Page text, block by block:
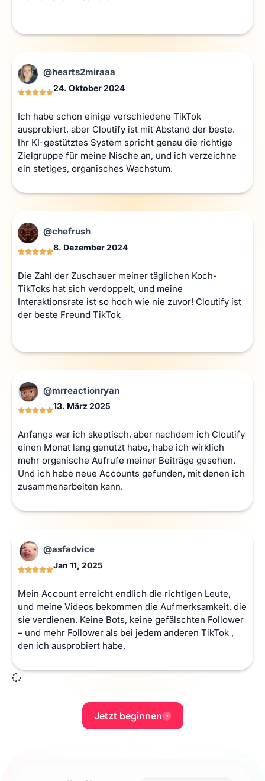
24. Oktober 2024
Ich habe schon einige verschiedene TikTok
ausprobiert, aber Cloutify ist mit Abstand der beste.
Ihr KI-gestütztes System spricht genau die richtige
Zielgruppe für meine Nische an, und ich verzeichne
ein stetiges, organisches Wachstum.
@hearts2miraaa
8. Dezember 2024
Die Zahl der Zuschauer meiner täglichen Koch-
TikToks hat sich verdoppelt, und meine
Interaktionsrate ist so hoch wie nie zuvor! Cloutify ist
der beste Freund TikTok
@chefrush
13. März 2025
Anfangs war ich skeptisch, aber nachdem ich Cloutify
einen Monat lang genutzt habe, habe ich wirklich
mehr organische Aufrufe meiner Beiträge gesehen.
Und ich habe neue Accounts gefunden, mit denen ich
zusammenarbeiten kann.
@mrreactionryan
Jan 11, 2025
Mein Account erreicht endlich die richtigen Leute,
und meine Videos bekommen die Aufmerksamkeit, die
sie verdienen. Keine Bots, keine gefälschten Follower
– und mehr Follower als bei jedem anderen TikTok ,
den ich ausprobiert habe.
@asfadvice
Jetzt beginnen